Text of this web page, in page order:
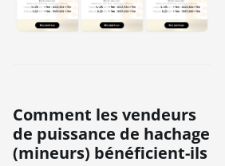
Comment les vendeurs
de puissance de hachage
(mineurs) bénéficient-ils